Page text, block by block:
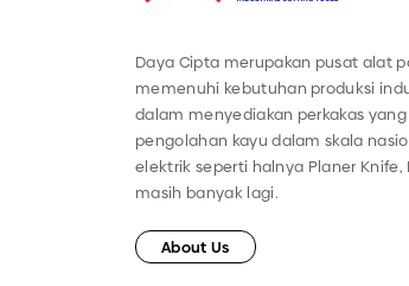
Daya Cipta merupakan pusat alat
memenuhi kebutuhan produksi
dalam menyediakan perkakas
pengolahan kayu dalam skala
elektrik seperti halnya Planer Knife,
masih banyak lagi.
About Us